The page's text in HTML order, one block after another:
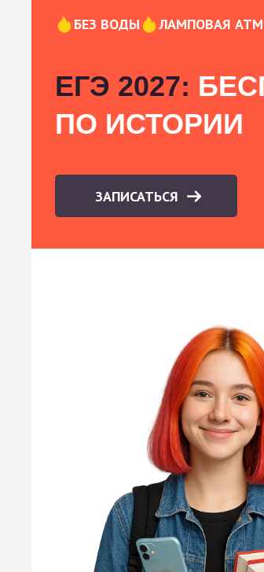
БЕЗ ВОДЫ ЛАМПОВАЯ
ЕГЭ 2027:
ПО ИСТОРИИ
ЗАПИСАТЬСЯ